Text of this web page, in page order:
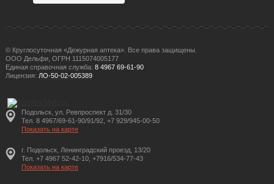
© Круглосуточная «Дежурная аптека». Все права защищены.
ООО Дельфи, ОГРН 1115074005177
Единая справочная служба: 8 4967 69-61-90
Лицензия: ЛО-50-02-005389
Подольск, ул. Ревпроспект д. 31/30
Тел. 8 4967/69-61-90/91/92, +7 929/945-00-50
Показать на карте
г. Подольск, Ленинградский проезд, 13/20
Тел. +7 4967 52-42-10, +7916/534-77-43
Показать на карте